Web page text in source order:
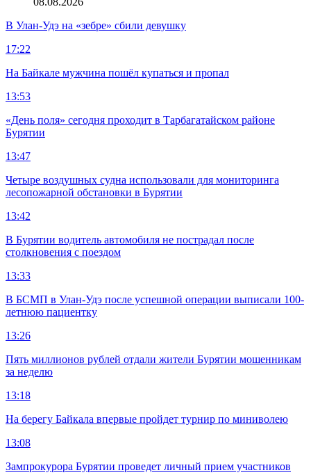
В Улан-Удэ на «зебре» сбили девушку
17:22
На Байкале мужчина пошёл купаться и пропал
13:53
«День поля» сегодня проходит в Тарбагатайском районе
Бурятии
13:47
Четыре воздушных судна использовали для мониторинга
лесопожарной обстановки в Бурятии
13:42
В Бурятии водитель автомобиля не пострадал после
столкновения с поездом
13:33
В БСМП в Улан-Удэ после успешной операции выписали 100-
летнюю пациентку
13:26
Пять миллионов рублей отдали жители Бурятии мошенникам
за неделю
13:18
На берегу Байкала впервые пройдет турнир по миниволею
13:08
Зампрокурора Бурятии проведет личный прием участников